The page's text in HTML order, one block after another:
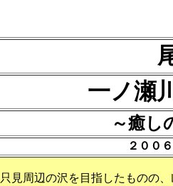
一ノ瀬
～癒し
２００
見周辺の沢を目指したものの